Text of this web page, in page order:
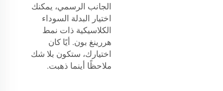
الجانب الرسمي، يمكنك
اختيار البدلة السوداء
الكلاسيكية ذات نمط
هررينغ بون. أيًا كان
اختيارك، ستكون بلا شك
ملاحظًا أينما ذهبت.